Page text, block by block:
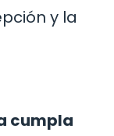
y la
cumpla